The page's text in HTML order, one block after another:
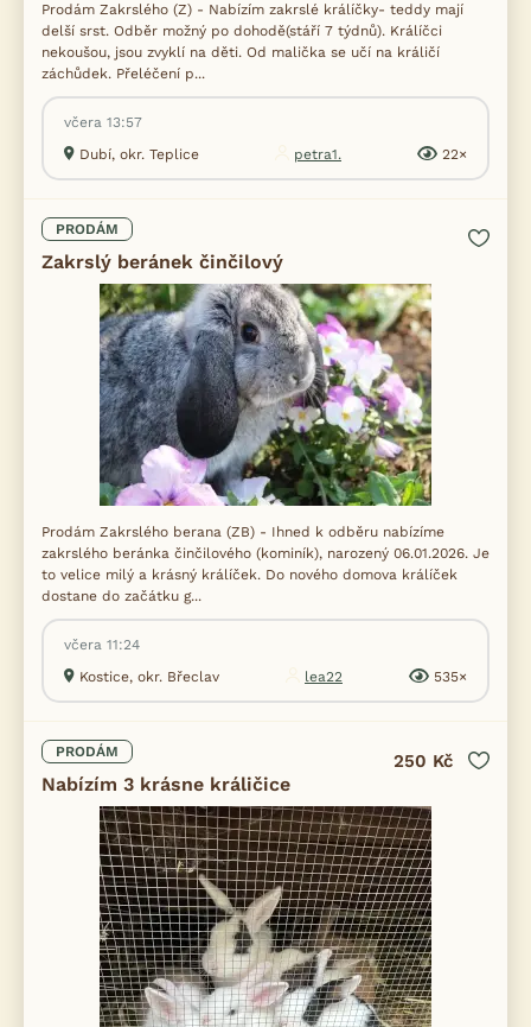
Prodám Zakrslého (Z) - Nabízím zakrslé králíčky- teddy mají
delší srst. Odběr možný po dohodě(stáří 7 týdnů). Králíčci
nekoušou, jsou zvyklí na děti. Od malička se učí na králičí
záchůdek. Přeléčení p...
včera 13:57
Dubí, okr. Teplice
petra1. 22×
PRODÁM
Zakrslý beránek činčilový
Prodám Zakrslého berana (ZB) - Ihned k odběru nabízíme
zakrslého beránka činčilového (kominík), narozený 06.01.2026. Je
to velice milý a krásný králíček. Do nového domova králíček
dostane do začátku g...
včera 11:24
Kostice, okr. Břeclav
lea22 535×
PRODÁM
Nabízím 3 krásne králičice
250 Kč